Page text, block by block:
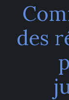
des